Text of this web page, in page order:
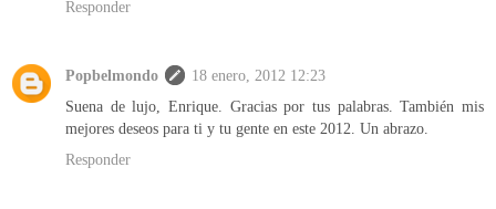
Responder
Popbelmondo
18 enero, 2012 12:23
Suena de lujo, Enrique. Gracias por tus palabras. También mis
mejores deseos para ti y tu gente en este 2012. Un abrazo.
Responder